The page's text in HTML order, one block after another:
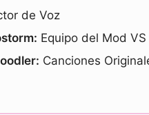
de Voz
Equipo del Mod
Canciones